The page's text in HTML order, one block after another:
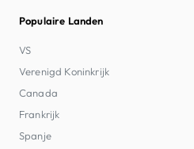
Populaire Landen
VS
Verenigd Koninkrijk
Canada
Frankrijk
Spanje